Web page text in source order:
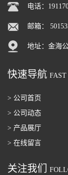
电话：
邮箱：
地址：金海
快速导航
> 公司首页
> 公司动态
> 产品展厅
> 在线留言
关注我们